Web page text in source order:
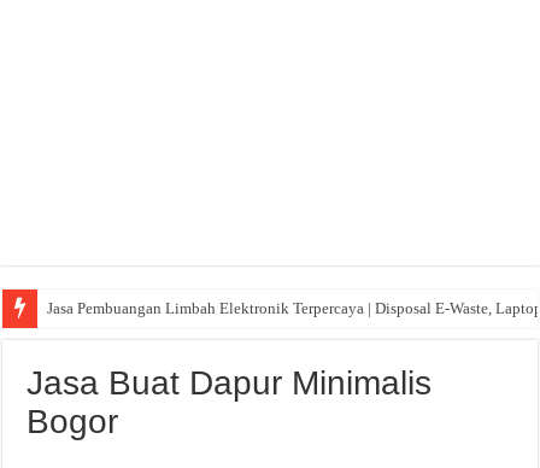
Jasa Pembuangan Limbah Elektronik Terpercaya | Disposal E-Waste,
Jasa Buat Dapur Minimalis
Bogor